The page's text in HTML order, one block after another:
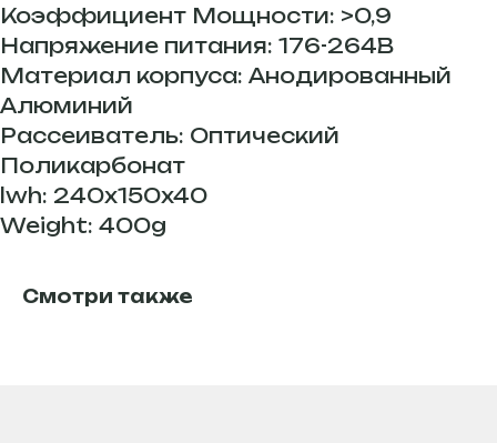
Коэффициент Мощности: >0,9
Напряжение питания: 176-264В
Материал корпуса: Анодированный
Алюминий
Рассеиватель: Оптический
Поликарбонат
lwh: 240x150x40
Weight: 400g
Смотри также